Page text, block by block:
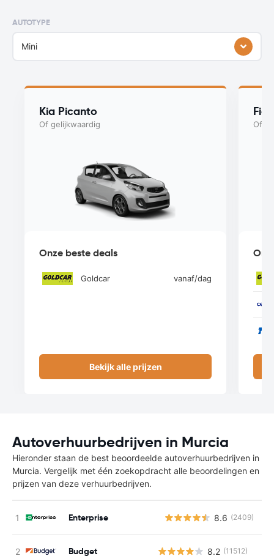
AUTOTYPE
Mini
Kia Picanto
Of gelijkwaardig
Onze beste deals
Goldcar vanaf/dag
Bekijk alle prijzen
Of
Autoverhuurbedrijven in Murcia
Hieronder staan de best beoordeelde autoverhuurbedrijven in
Murcia. Vergelijk met één zoekopdracht alle beoordelingen en
prijzen van deze verhuurbedrijven.
Enterprise 8.6 (2409)
Budget 8.2 (11512)